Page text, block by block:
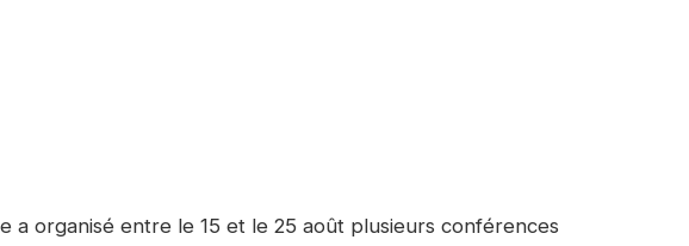
a organisé entre le 15 et le 25 août plusieurs conférences